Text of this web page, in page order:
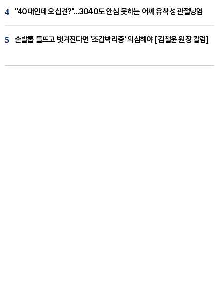
4 "40대인데 오십견?"...3040도 안심 못하는 어깨 유착성 관절낭염
5 손발톱 들뜨고 벗겨진다면 '조갑박리증' 의심해야 [김철윤 원장 칼럼]